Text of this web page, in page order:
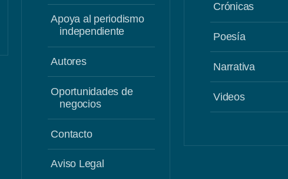
Apoya al periodismo
independiente
Autores
Oportunidades de
negocios
Contacto
Aviso Legal
Crónicas
Poesía
Narrativa
Videos